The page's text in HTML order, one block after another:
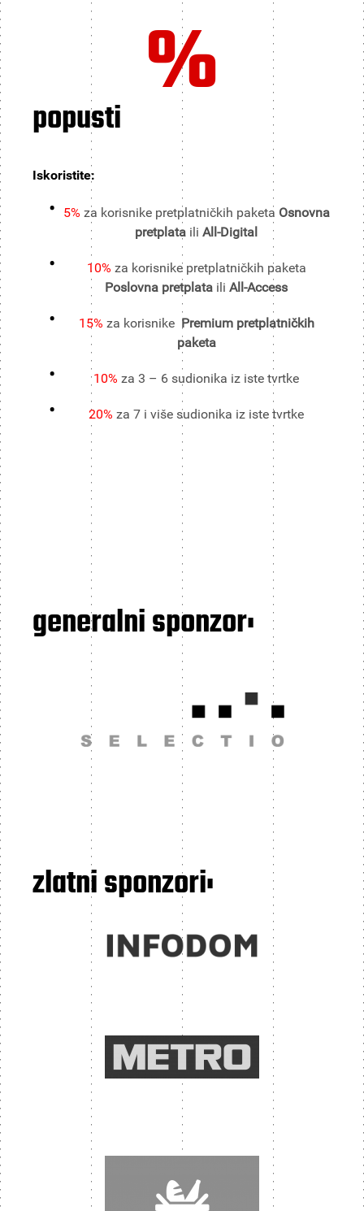
%
popusti
Iskoristite:
5% za korisnike pretplatničkih paketa Osnovna
pretplata ili All-Digital
10% za korisnike pretplatničkih paketa
Poslovna pretplata ili All-Access
15% za korisnike Premium pretplatničkih
paketa
10% za 3 – 6 sudionika iz iste tvrtke
20% za 7 i više sudionika iz iste tvrtke
generalni sponzor:
zlatni sponzori: